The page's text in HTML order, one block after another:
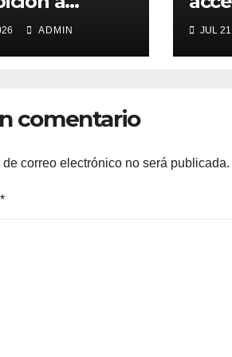
de 15 años
a redes
en Francia?
ADMIN JUL
comentario
correo electrónico no será publicada.
*